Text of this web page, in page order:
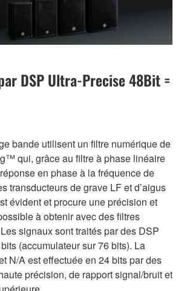
DSP Ultra-Precise 48Bit =
bande utilisent un filtre numérique de
qui, grâce au filtre à phase linéaire
en phase à la fréquence de
transducteurs de grave LF et d’aigus
évident et procure une précision et
à obtenir avec des filtres
signaux sont traités par des DSP
(accumulateur sur 76 bits). La
N/A est effectuée en 24 bits par des
précision, de rapport signal/bruit et